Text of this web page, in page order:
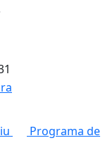
Programa de